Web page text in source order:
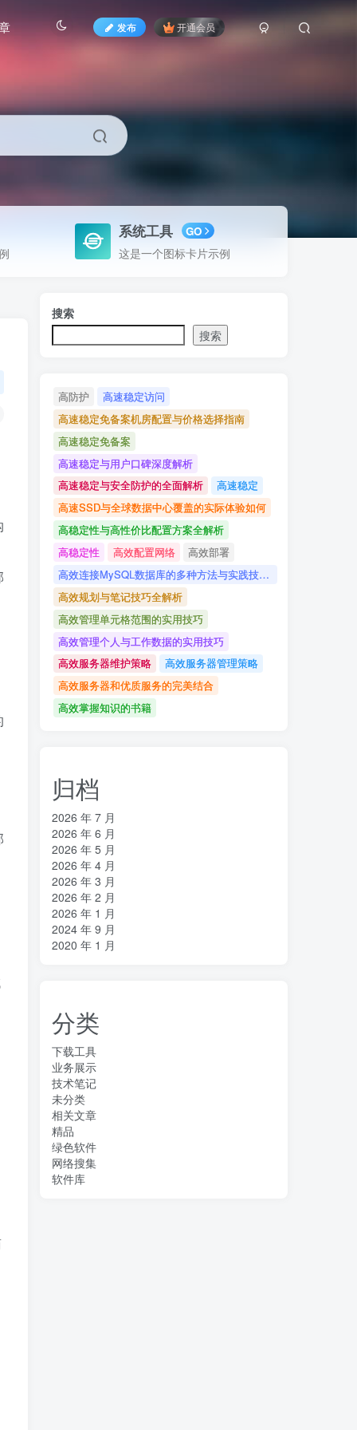
发布 开通会员
系统工具 GO
这是一个图标卡片示例
搜索
搜索
高防护
高速稳定访问
高速稳定免备案机房配置与价格选择指南
高速稳定免备案
高速稳定与用户口碑深度解析
高速稳定与安全防护的全面解析
高速稳定
高速SSD与全球数据中心覆盖的实际体验如何
高稳定性与高性价比配置方案全解析
高稳定性
高效配置网络
高效部署
高效连接MySQL数据库的多种方法与实践技巧详解
高效规划与笔记技巧全解析
高效管理单元格范围的实用技巧
高效管理个人与工作数据的实用技巧
高效服务器维护策略
高效服务器管理策略
高效服务器和优质服务的完美结合
高效掌握知识的书籍
归档
2026 年 7 月
2026 年 6 月
2026 年 5 月
2026 年 4 月
2026 年 3 月
2026 年 2 月
2026 年 1 月
2024 年 9 月
2020 年 1 月
分类
下载工具
业务展示
技术笔记
未分类
相关文章
精品
绿色软件
网络搜集
软件库